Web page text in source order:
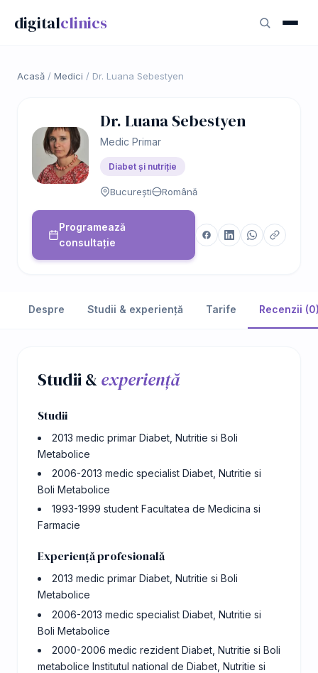
digitalclinics
Acasă / Medici / Dr. Luana Sebestyen
Dr. Luana Sebestyen
Medic Primar
Diabet și nutriție
București Română
Programează
consultație
Despre Studii & experiență Tarife Recenzii
Studii &experiență
Studii
2013 medic primar Diabet, Nutritie si Boli
Metabolice
2006-2013 medic specialist Diabet, Nutritie si
Boli Metabolice
1993-1999 student Facultatea de Medicina si
Farmacie
Experiență profesională
2013 medic primar Diabet, Nutritie si Boli
Metabolice
2006-2013 medic specialist Diabet, Nutritie si
Boli Metabolice
2000-2006 medic rezident Diabet, Nutritie si Boli
metabolice Institutul national de Diabet, Nutritie si